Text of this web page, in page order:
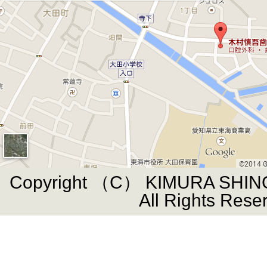
Copyright （C） KIMURA
All Rights